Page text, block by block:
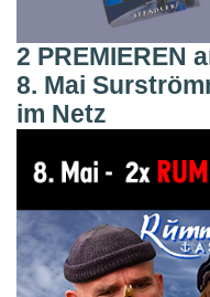
2 PREMIEREN
8. Mai
im Netz